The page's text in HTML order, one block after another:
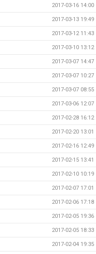
2017-03-16 14:00
2017-03-13 19:49
2017-03-12 11:43
2017-03-10 13:12
2017-03-07 14:47
2017-03-07 10:27
2017-03-07 08:55
2017-03-06 12:07
2017-02-28 16:12
2017-02-20 13:01
2017-02-16 12:49
2017-02-15 13:41
2017-02-10 10:19
2017-02-07 17:01
2017-02-06 17:18
2017-02-05 19:36
2017-02-05 18:33
2017-02-04 19:35